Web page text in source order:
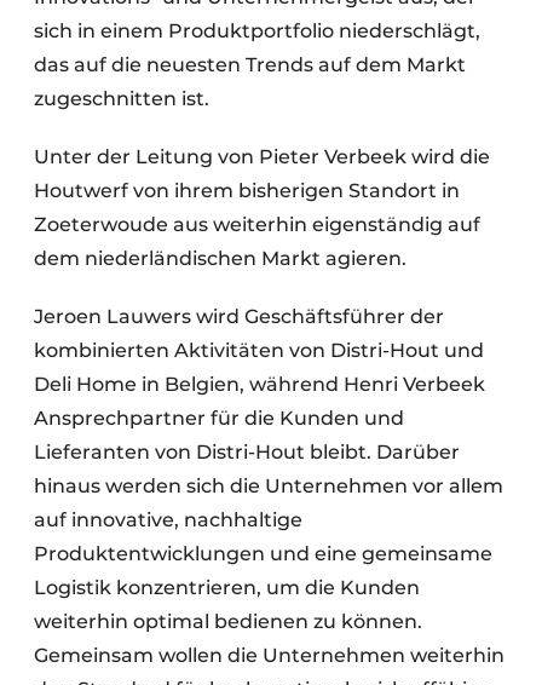
sich in einem Produktportfolio niederschlägt,
das auf die neuesten Trends auf dem Markt
zugeschnitten ist.
Unter der Leitung von Pieter Verbeek wird die
Houtwerf von ihrem bisherigen Standort in
Zoeterwoude aus weiterhin eigenständig auf
dem niederländischen Markt agieren.
Jeroen Lauwers wird Geschäftsführer der
kombinierten Aktivitäten von Distri-Hout und
Deli Home in Belgien, während Henri Verbeek
Ansprechpartner für die Kunden und
Lieferanten von Distri-Hout bleibt. Darüber
hinaus werden sich die Unternehmen vor allem
auf innovative, nachhaltige
Produktentwicklungen und eine gemeinsame
Logistik konzentrieren, um die Kunden
weiterhin optimal bedienen zu können.
Gemeinsam wollen die Unternehmen weiterhin